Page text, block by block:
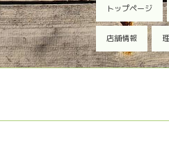
トップページ
店舗情報